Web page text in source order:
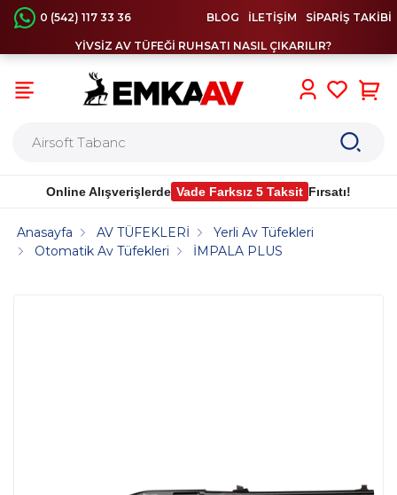
0 (542) 117 33 36 BLOG İLETİŞİM SİPARİŞ TAKİBİ
YİVSİZ AV TÜFEĞİ RUHSATI NASIL ÇIKARILIR?
Online Alışverişlerde Vade Farksız 5 Taksit Fırsatı!
Anasayfa AV TÜFEKLERİ
Yerli Av Tüfekleri
Otomatik Av Tüfekleri
İMPALA PLUS